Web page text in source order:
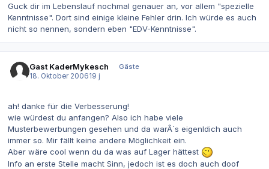
Guck dir im Lebenslauf nochmal genauer an, vor allem "spezielle
Kenntnisse". Dort sind einige kleine Fehler drin. Ich würde es auch
nicht so nennen, sondern eben "EDV-Kenntnisse".
Gast KaderMykesch
Gäste
18. Oktober 200619 j
ah! danke für die Verbesserung!
wie würdest du anfangen? Also ich habe viele
Musterbewerbungen gesehen und da warÂ´s eigenldich auch
immer so. Mir fällt keine andere Möglichkeit ein.
Aber wäre cool wenn du da was auf Lager hättest
Info an erste Stelle macht Sinn, jedoch ist es doch auch doof